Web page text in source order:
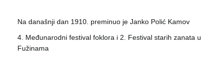
Na današnji dan 1910. preminuo je Janko Polić Kamov
4. Međunarodni festival foklora i 2. Festival starih zanata u
Fužinama